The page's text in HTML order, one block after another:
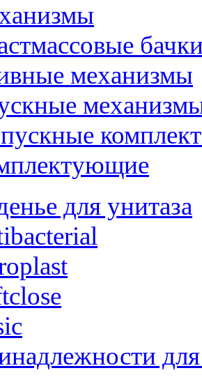
механизмы
для унитаза